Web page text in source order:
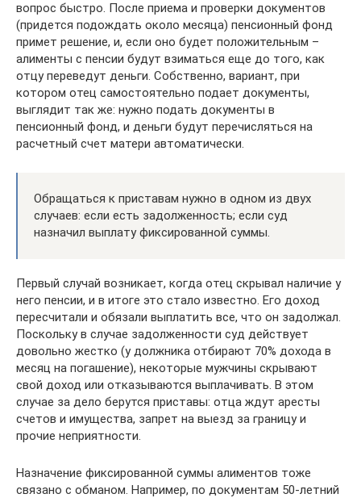
вопрос быстро. После приема и проверки документов
(придется подождать около месяца) пенсионный фонд
примет решение, и, если оно будет положительным –
алименты с пенсии будут взиматься еще до того, как
отцу переведут деньги. Собственно, вариант, при
котором отец самостоятельно подает документы,
выглядит так же: нужно подать документы в
пенсионный фонд, и деньги будут перечисляться на
расчетный счет матери автоматически.
Обращаться к приставам нужно в одном из двух
случаев: если есть задолженность; если суд
назначил выплату фиксированной суммы.
Первый случай возникает, когда отец скрывал наличие у
него пенсии, и в итоге это стало известно. Его доход
пересчитали и обязали выплатить все, что он задолжал.
Поскольку в случае задолженности суд действует
довольно жестко (у должника отбирают 70% дохода в
месяц на погашение), некоторые мужчины скрывают
свой доход или отказываются выплачивать. В этом
случае за дело берутся приставы: отца ждут аресты
счетов и имущества, запрет на выезд за границу и
прочие неприятности.
Назначение фиксированной суммы алиментов тоже
связано с обманом. Например, по документам 50-летний